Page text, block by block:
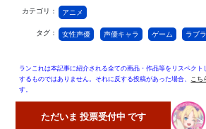
カテゴリ： アニメ
タグ： 女性声優 声優キャラ ゲーム ラブ
ランこれは本記事に紹介される全ての商品・作品等をリスペク
するものではありません。それに反する投稿があった場合、 こち
す。
ただいま 投票受付中 です